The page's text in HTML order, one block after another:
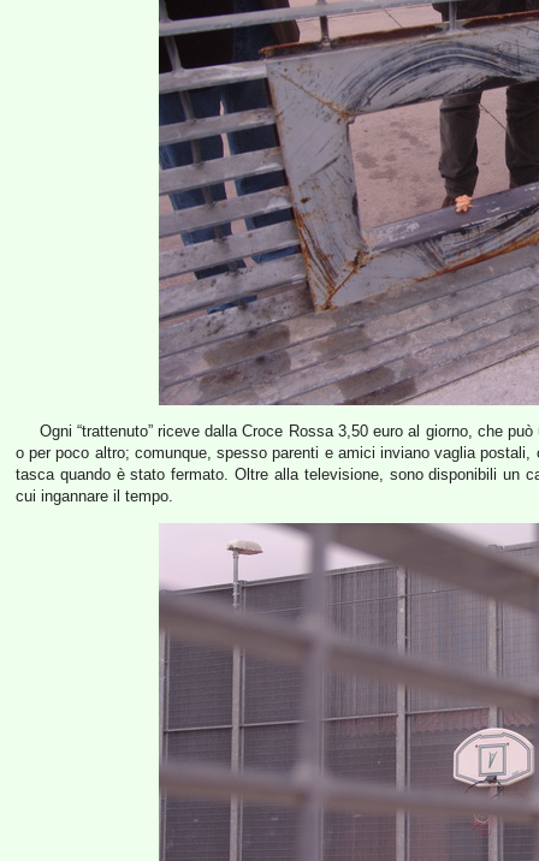
Ogni “trattenuto” riceve dalla Croce Rossa 3,50 euro al giorno, che
o per poco altro; comunque, spesso parenti e amici inviano vaglia
tasca quando è stato fermato. Oltre alla televisione, sono disponibili un
cui ingannare il tempo.